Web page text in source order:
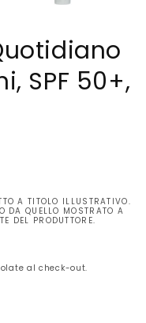
SPF 50+,
A TITOLO ILLUSTRATIVO.
DA QUELLO MOSTRATO A
DEL PRODUTTORE.
al check-out.